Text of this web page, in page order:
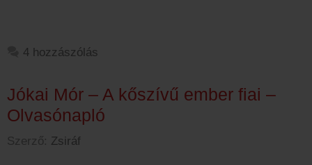
4 hozzászólás
Jókai Mór – A kőszívű ember fiai –
Olvasónapló
Szerző: Zsiráf